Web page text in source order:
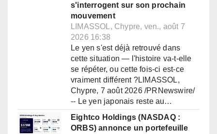
s'interrogent sur son prochain
mouvement
LIMASSOL, Chypre, ven., août 7
2026 16:38
Le yen s'est déjà retrouvé dans
cette situation — l'histoire va-t-elle
se répéter, ou cette fois-ci est-ce
vraiment différent ?LIMASSOL,
Chypre, 7 août 2026 /PRNewswire/
-- Le yen japonais reste au…
Eightco Holdings (NASDAQ :
ORBS) annonce un portefeuille